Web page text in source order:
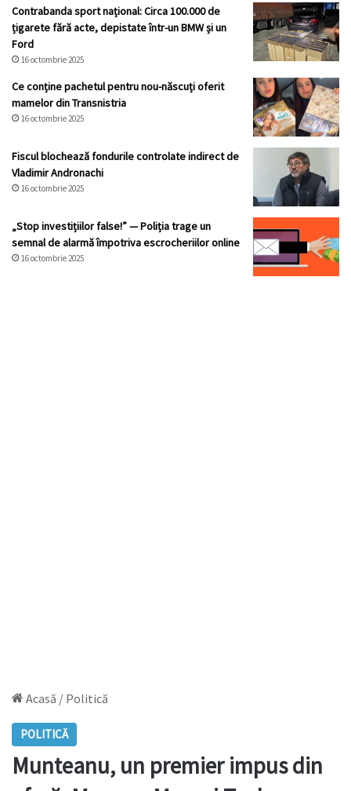
Contrabanda sport național: Circa 100.000 de
țigarete fără acte, depistate într-un BMW și un
Ford
16 octombrie 2025
Ce conține pachetul pentru nou-născuți oferit
mamelor din Transnistria
16 octombrie 2025
Fiscul blochează fondurile controlate indirect de
Vladimir Andronachi
16 octombrie 2025
„Stop investițiilor false!” — Poliția trage un
semnal de alarmă împotriva escrocheriilor online
16 octombrie 2025